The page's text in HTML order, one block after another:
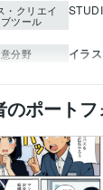
・クリエイ
ツール
分野 イラ
のポートフ